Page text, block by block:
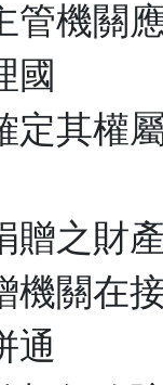
管機關
國
定其權
贈之財
機關在
通